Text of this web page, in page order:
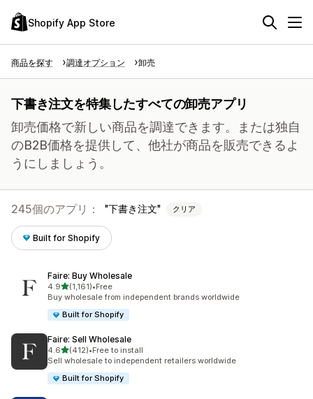
Shopify App Store
商品を探す 調達オプション 卸売
下書き注文を特集したすべての卸売アプリ
卸売価格で新しい商品を調達できます。または独自
のB2B価格を提供して、他社が商品を販売できるよ
うにしましょう。
245個のアプリ： 下書き注文 クリア
Built for Shopify
Faire: Buy Wholesale
4.95つ星中
(1,161)
合計レビュー数：1161件
•Free
Buy wholesale from independent brands worldwide
Built for Shopify
Faire: Sell Wholesale
4.65つ星中
(412)
合計レビュー数：412件
•Free to install
Sell wholesale to independent retailers worldwide
Built for Shopify